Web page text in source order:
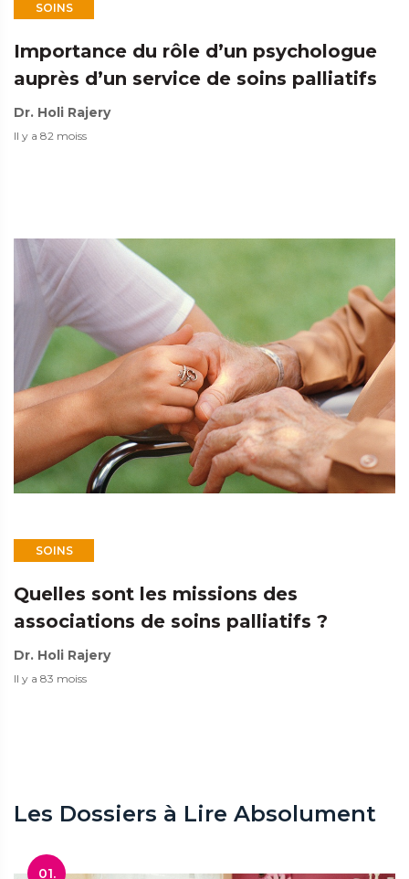
SOINS
Importance du rôle d’un psychologue
auprès d’un service de soins palliatifs
Dr. Holi Rajery
Il y a 82 moiss
SOINS
Quelles sont les missions des
associations de soins palliatifs ?
Dr. Holi Rajery
Il y a 83 moiss
Les Dossiers à Lire Absolument
01.